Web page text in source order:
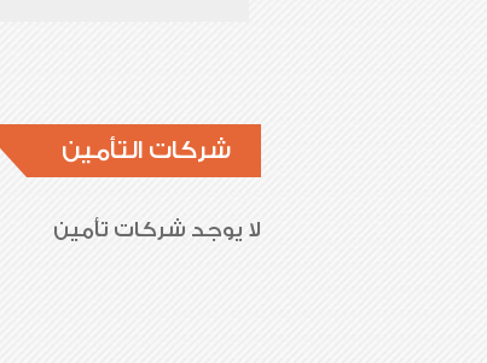
شركات التأمين
لا يوجد شركات تأمين